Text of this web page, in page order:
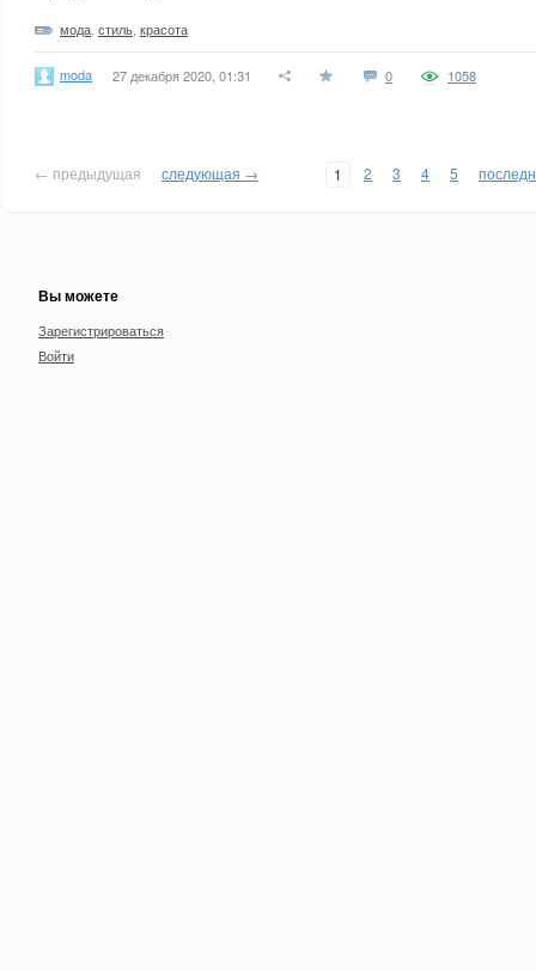
мода стиль красота
moda 27 декабря 2020, 01:31 0 1058
← предыдущая следующая → 1 2 3 4 5
Вы можете
Зарегистрироваться
Войти